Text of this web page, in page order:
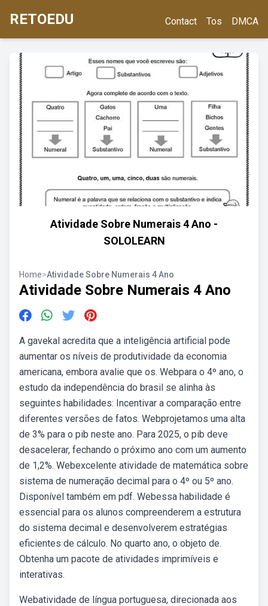
RETOEDU Contact Tos DMCA
Atividade Sobre Numerais 4 Ano -
SOLOLEARN
Home>Atividade Sobre Numerais 4 Ano
Atividade Sobre Numerais 4 Ano
A gavekal acredita que a inteligência artificial pode
aumentar os níveis de produtividade da economia
americana, embora avalie que os. Webpara o 4º ano, o
estudo da independência do brasil se alinha às
seguintes habilidades: Incentivar a comparação entre
diferentes versões de fatos. Webprojetamos uma alta
de 3% para o pib neste ano. Para 2025, o pib deve
desacelerar, fechando o próximo ano com um aumento
de 1,2%. Webexcelente atividade de matemática sobre
sistema de numeração decimal para o 4º ou 5º ano.
Disponível também em pdf. Webessa habilidade é
essencial para os alunos compreenderem a estrutura
do sistema decimal e desenvolverem estratégias
eficientes de cálculo. No quarto ano, o objeto de.
Obtenha um pacote de atividades imprimíveis e
interativas.
Webatividade de língua portuguesa, direcionada aos